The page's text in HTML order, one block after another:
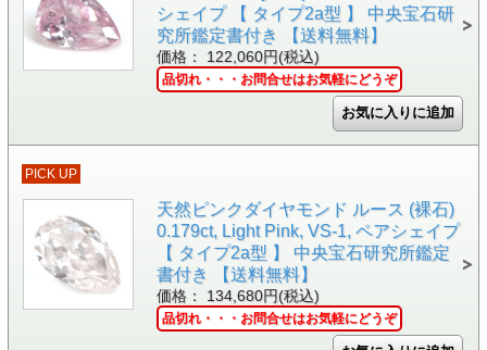
シェイプ 【 タイプ2a型 】 中央宝石研
究所鑑定書付き 【送料無料】
価格： 122,060円(税込)
品切れ・・・お問合せはお気軽にどうぞ
PICK UP
天然ピンクダイヤモンド ルース (裸石)
0.179ct, Light Pink, VS-1, ペアシェイプ
【 タイプ2a型 】 中央宝石研究所鑑定
書付き 【送料無料】
価格： 134,680円(税込)
品切れ・・・お問合せはお気軽にどうぞ